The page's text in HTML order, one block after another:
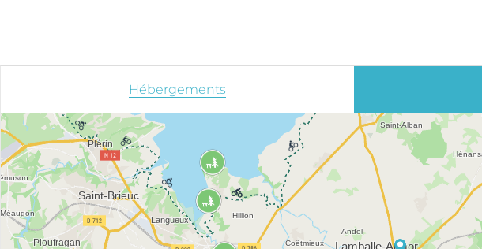
Hébergements